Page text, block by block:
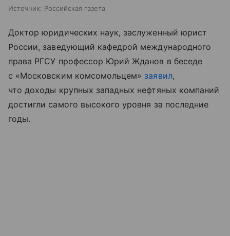
Источник: Российская газета
Доктор юридических наук, заслуженный юрист
России, заведующий кафедрой международного
права РГСУ профессор Юрий Жданов в беседе
с «Московским комсомольцем» заявил,
что доходы крупных западных нефтяных компаний
достигли самого высокого уровня за последние
годы.